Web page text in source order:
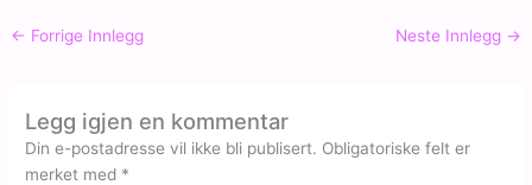
← Forrige Innlegg Neste Innlegg →
Legg igjen en kommentar
Din e-postadresse vil ikke bli publisert. Obligatoriske felt er
merket med *